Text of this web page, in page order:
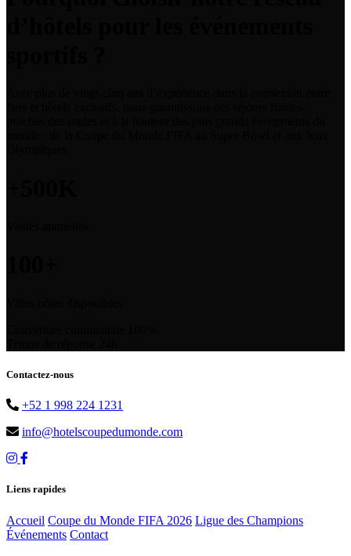
Contactez-nous
+52 1 998 224 1231
info@hotelscoupedumonde.com
Liens rapides
Accueil Coupe du Monde FIFA 2026 Ligue des Champions
Événements Contact